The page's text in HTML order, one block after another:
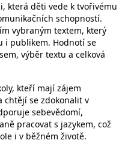
která děti vede k tvořivému
schopností.
vybraným textem, který
i publikem. Hodnotí se
výběr textu a celková
kteří mají zájem
chtějí se zdokonalit v
sebevědomí,
pracovat s jazykem, což
i v běžném životě.